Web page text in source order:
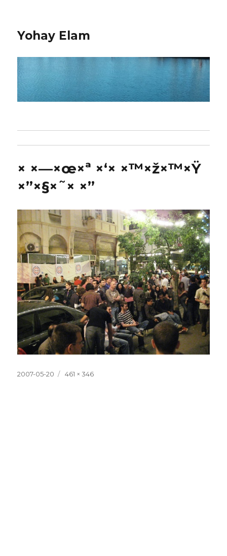
Yohay Elam
× ×—×œ×ª ×‘× ×™×ž×™×Ÿ
×”×§×˜× ×”
Posted
2007-05-20
Full
461 × 346